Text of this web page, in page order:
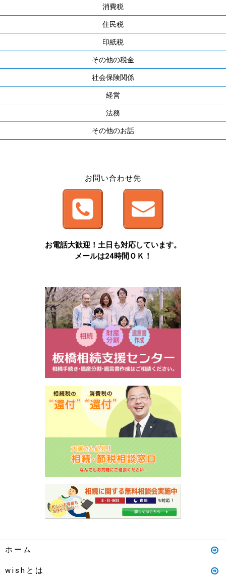
消費税
住民税
印紙税
その他の税金
社会保険関係
経営
法務
その他のお話
お問い合わせ先
お電話大歓迎！土日も対応しています。
メールは24時間ＯＫ！
ホーム
wishとは